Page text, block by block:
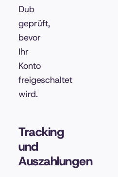
Dub
geprüft,
bevor
Ihr
Konto
freigeschaltet
wird.
Tracking
und
Auszahlungen